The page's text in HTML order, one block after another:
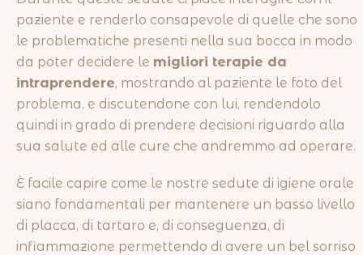
paziente e renderlo consapevole di quelle che sono
le problematiche presenti nella sua bocca in modo
da poter decidere le migliori terapie da
intraprendere, mostrando al paziente le foto del
problema, e discutendone con lui, rendendolo
quindi in grado di prendere decisioni riguardo alla
sua salute ed alle cure che andremmo ad operare.
È facile capire come le nostre sedute di igiene orale
siano fondamentali per mantenere un basso livello
di placca, di tartaro e, di conseguenza, di
infiammazione permettendo di avere un bel sorriso